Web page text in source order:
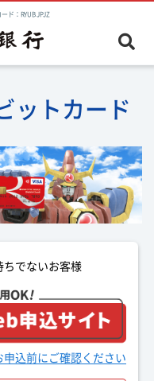
ド：RYUBJPJZ
ットカード
でないお客様
申込前にご確認ください